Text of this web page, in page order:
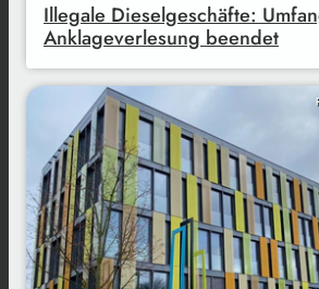
Illegale Dieselgeschäfte:
Anklageverlesung beendet